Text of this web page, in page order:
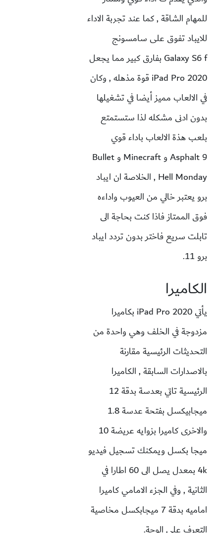
للمهام الشاقة , كما عند تجربة الاداء
للايباد تفوق على سامسونج
Galaxy S6 f بفارق كبير مما يجعل
iPad Pro 2020 قوة مذهله , وكان
في الالعاب مميز أيضا في تشغيلها
بدون ادنى مشكله لذا ستستمتع
بلعب هذة الالعاب باداء قوي
Asphalt 9 و Minecraft و Bullet
Hell Monday , الخلاصة ان ايباد
برو يعتبر خالي من العيوب واداءه
فوق الممتاز فاذا كنت بحاجة الى
تابلت سريع فاختر بدون تردد ايباد
برو 11.
الكاميرا
يأتي iPad Pro 2020 بكاميرا
مزدوجة في الخلف وهي واحدة من
التحديثات الرئيسية مقارنة
بالاصدارات السابقة , الكاميرا
الرئيسية تاتي بعدسة بدقة 12
ميجابيكسل بفتحة عدسة 1.8
والاخرى كاميرا بزوايه عريضة 10
ميجا بكسل ويمكنك تسجيل فيديو
4k بمعدل يصل الى 60 اطارا في
الثانية , وفي الجزء الامامي كاميرا
اماميه بدقة 7 ميجابكسل مخاصية
التعرف على الوجة.